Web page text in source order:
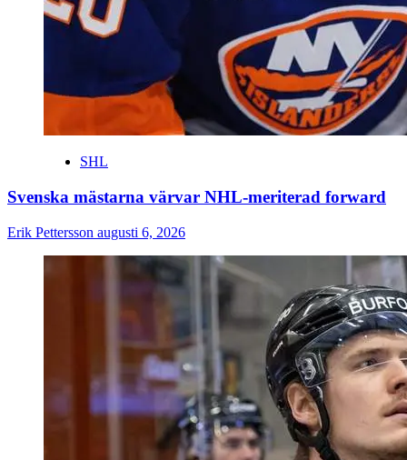
SHL
Svenska mästarna värvar NHL-meriterad forward
Erik Pettersson augusti 6, 2026